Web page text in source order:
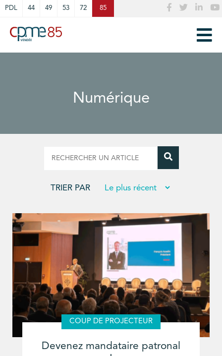
PDL 44 49 53 72 85
Numérique
TRIER PAR
COUP DE PROJECTEUR
Devenez mandataire patronal
Cookies management panel